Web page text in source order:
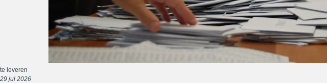
te leveren
29 jul 2026